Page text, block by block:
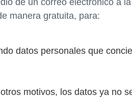
de un correo electrónico a
manera gratuita, para:
datos personales que
motivos, los datos ya no